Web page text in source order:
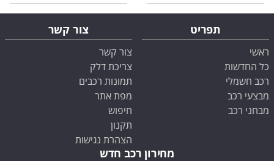
תפריט
ראשי
כל החדשות
רכב חשמלי
מבצעי רכב
מבחני רכב
צור קשר
צור קשר
צריכת דלק
תמונות רכבים
מפת אתר
חיפוש
תקנון
הצהרת נגישות
מחירון רכב חדש